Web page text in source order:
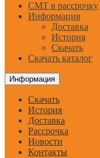
CMT в рассрочку
Информация
Доставка
История
Скачать
Скачать каталог
Информация
Скачать
История
Доставка
Рассрочка
Новости
Контакты